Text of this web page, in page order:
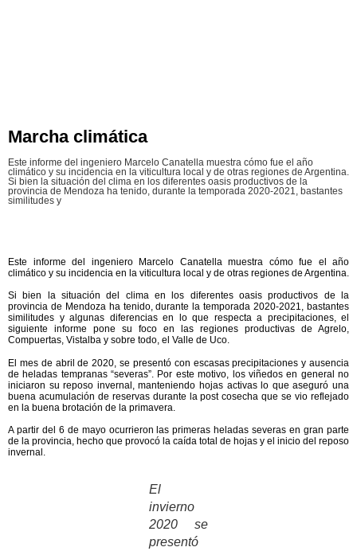
Marcha climática
Este informe del ingeniero Marcelo Canatella muestra cómo fue el año
climático y su incidencia en la viticultura local y de otras regiones de Argentina.
Si bien la situación del clima en los diferentes oasis productivos de la
provincia de Mendoza ha tenido, durante la temporada 2020-2021, bastantes
similitudes y
Este informe del ingeniero Marcelo Canatella muestra cómo fue el año
climático y su incidencia en la viticultura local y de otras regiones de Argentina.
Si bien la situación del clima en los diferentes oasis productivos de la
provincia de Mendoza ha tenido, durante la temporada 2020-2021, bastantes
similitudes y algunas diferencias en lo que respecta a precipitaciones, el
siguiente informe pone su foco en las regiones productivas de Agrelo,
Compuertas, Vistalba y sobre todo, el Valle de Uco.
El mes de abril de 2020 , se presentó con escasas precipitaciones y ausencia
de heladas tempranas “severas”. Por este motivo, los viñedos en general no
iniciaron su reposo invernal , manteniendo hojas activas lo que aseguró una
buena acumulación de reservasdurante la post cosecha que se vio reflejado
en la buena brotación de la primavera.
A partir del 6 de mayo ocurrieron lasprimeras heladas severas en gran parte
de la provincia, hecho que provocó la caída total de hojas y el inicio del reposo
invernal.
El
invierno
2020 se
presentó